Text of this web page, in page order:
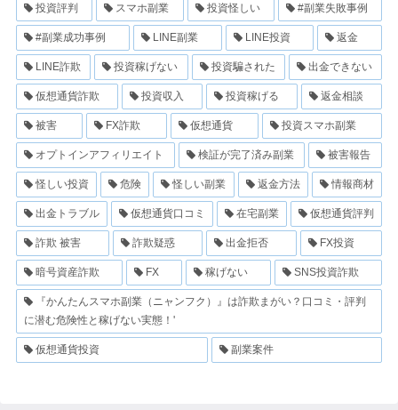
投資評判 スマホ副業 投資怪しい #副業失敗事例
#副業成功事例 LINE副業 LINE投資 返金
LINE詐欺 投資稼げない 投資騙された 出金できない
仮想通貨詐欺 投資収入 投資稼げる 返金相談
被害 FX詐欺 仮想通貨 投資スマホ副業
オプトインアフィリエイト 検証が完了済み副業 被害報告
怪しい投資 危険 怪しい副業 返金方法 情報商材
出金トラブル 仮想通貨口コミ 在宅副業 仮想通貨評判
詐欺 被害 詐欺疑惑 出金拒否 FX投資
暗号資産詐欺 FX 稼げない SNS投資詐欺
『かんたんスマホ副業（ニャンフク）』は詐欺まがい？口コミ・評判
に潜む危険性と稼げない実態！'
仮想通貨投資 副業案件